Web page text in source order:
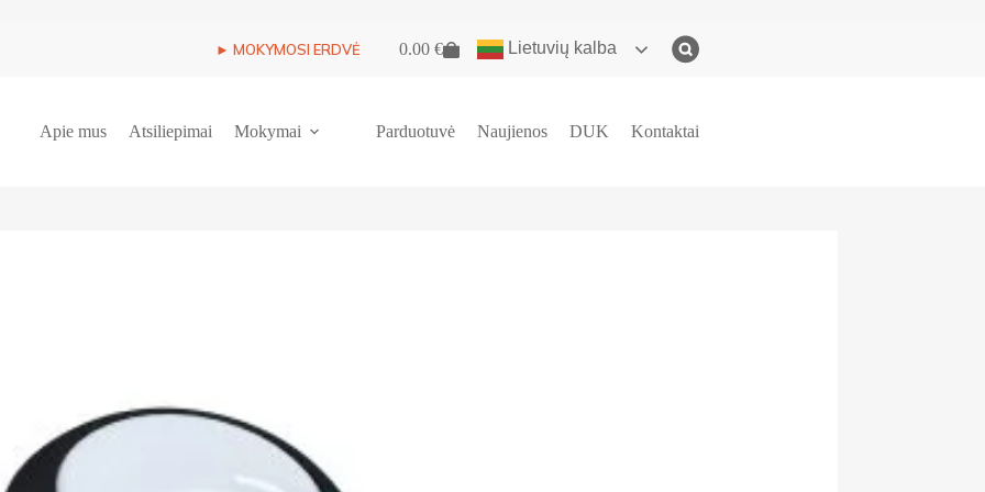
► MOKYMOSI ERDVĖ
Shopping
0.00 € Lietuvių kalba
Apie mus Atsiliepimai Mokymai Parduotuvė Naujienos DUK Kontaktai